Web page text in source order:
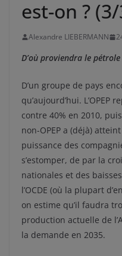
est-on ?
Alexandre LIEBERMANN
D’où proviendra le pétrole
D’un groupe de pays
qu’aujourd’hui. L’OPEP
contre 40% en 2010,
non-OPEP a (déjà)
puissance des
s’estomper, de par la
nationales et des
l’OCDE (où la plupart
on estime qu’il faudra
production actuelle de
la demande en 2035.